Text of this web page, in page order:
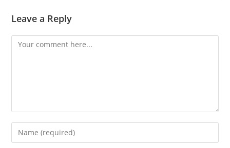
Leave a Reply